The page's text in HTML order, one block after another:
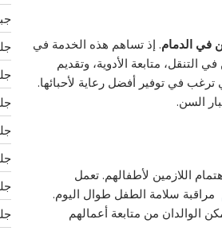
في الدمام. إذ تساهم هذه الخدمة في
متابعة الأدوية، وتقديم
في توفير أفضل رعاية لأحبائها.
السن.
اللازمين لأطفالهم. تعمل
مراقبة سلامة الطفل طوال اليوم.
الوالدان من متابعة أعمالهم